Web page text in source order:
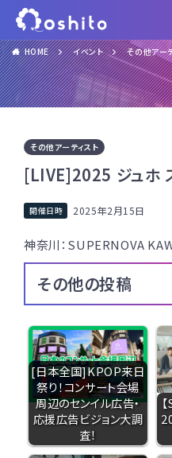
HOME イベント その他アー
その他アーティスト
[LIVE]2025 ジュホ
2025年2月15日
神奈川：SUPERNOVA
その他の投稿
[日本全国]KPOP来日
祭り！コンサート会場
周辺のセンイル広告・
応援広告ビジョン大調
査！